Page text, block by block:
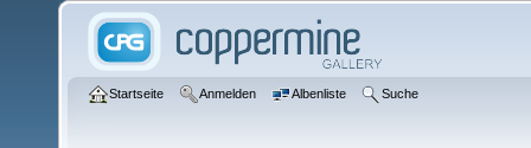
Startseite Anmelden Albenliste Suche